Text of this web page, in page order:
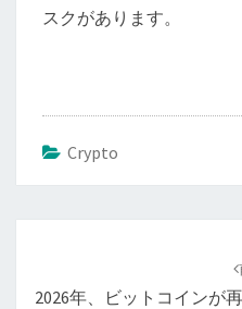
スクがあります。
Crypto
ナ2026年、ビットコイン